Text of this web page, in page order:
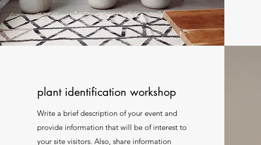
plant identification workshop
Write a brief description of your event and
provide information that will be of interest to
your site visitors. Also, share information